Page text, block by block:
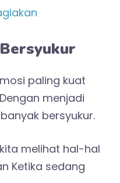
paling kuat
menjadi
bersyukur.
melihat hal-hal
Ketika sedang